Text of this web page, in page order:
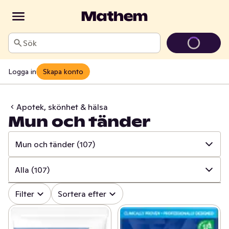
Sök
Logga in Skapa konto
Apotek, skönhet & hälsa
Mun och tänder
Mun och tänder (107)
✓ Alla (845)
✓ Mun och tänder (107)
Alla (107)
✓ Alla (107)
Filter Sortera efter